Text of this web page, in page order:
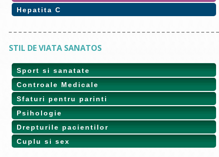
Hepatita C
STIL DE VIATA SANATOS
Sport si sanatate
Controale Medicale
Sfaturi pentru parinti
Psihologie
Drepturile pacientilor
Cuplu si sex